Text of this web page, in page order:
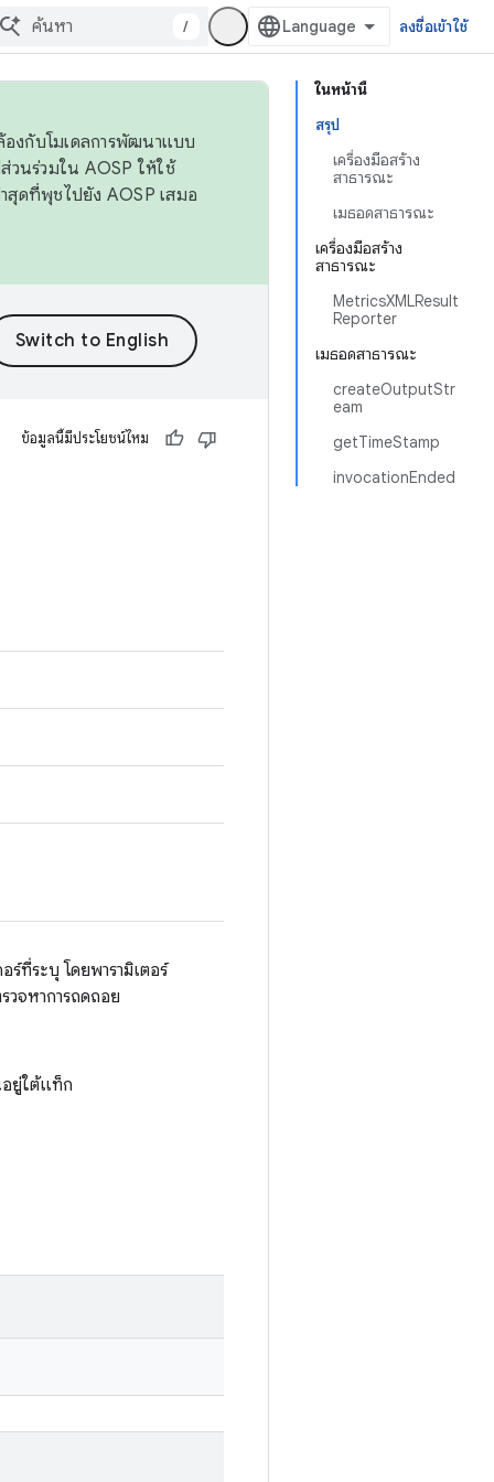
/ ลงชื่อเข้าใช้
ในหน้านี้
สรุป
เครื่องมือสร้าง
สาธารณะ
เมธอดสาธารณะ
เครื่องมือสร้าง
สาธารณะ
MetricsXMLResult
Reporter
เมธอดสาธารณะ
createOutputStr
eam
getTimeStamp
invocationEnded
องกับโมเดลการพัฒนาแบบ
วนร่วมใน AOSP ให้ใช้
สุดที่พุชไปยัง AOSP เสมอ
ข้อมูลนี้มีประโยชน์ไหม
ที่ระบุ โดยพารามิเตอร์
จหาการถดถอย
ยู่ใต้แท็ก